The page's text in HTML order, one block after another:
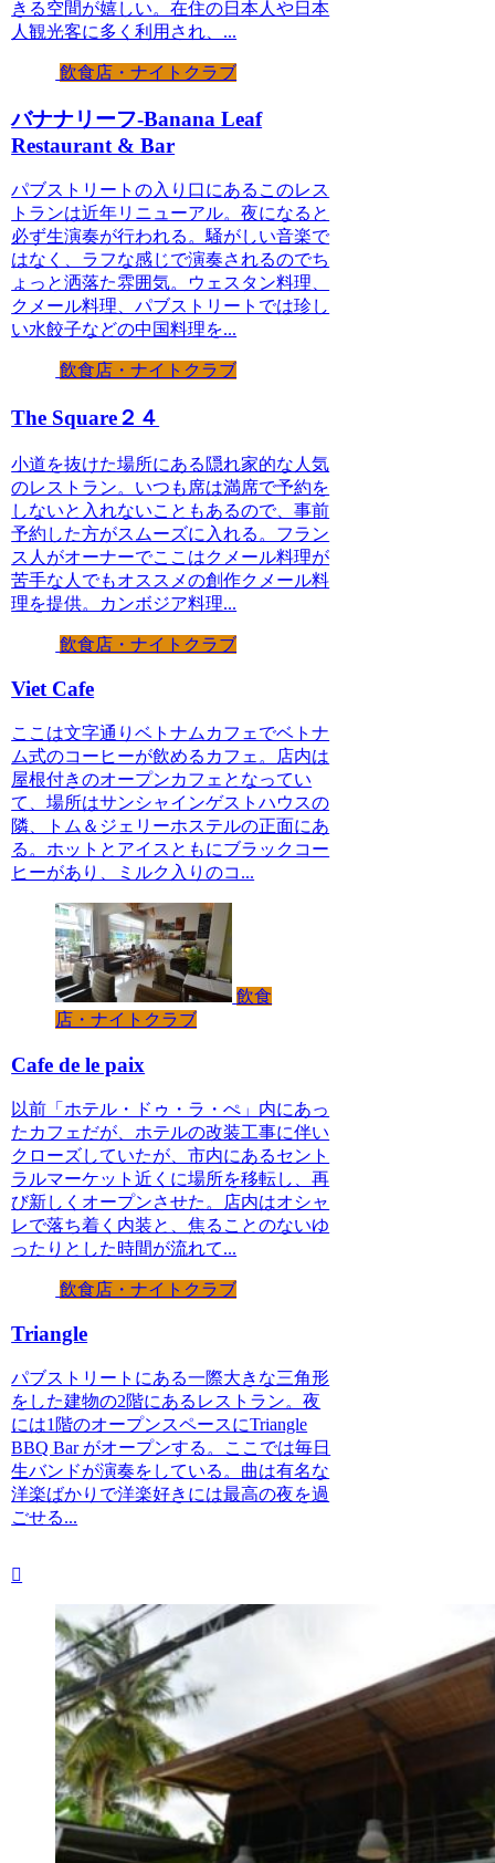
きる空間が嬉しい。在住の日本人や日本
人観光客に多く利用され、...
飲食店・ナイトクラブ
バナナリーフ-Banana Leaf
Restaurant & Bar
パブストリートの入り口にあるこのレス
トランは近年リニューアル。夜になると
必ず生演奏が行われる。騒がしい音楽で
はなく、ラフな感じで演奏されるのでち
ょっと洒落た雰囲気。ウェスタン料理、
クメール料理、パブストリートでは珍し
い水餃子などの中国料理を...
飲食店・ナイトクラブ
The Square２４
小道を抜けた場所にある隠れ家的な人気
のレストラン。いつも席は満席で予約を
しないと入れないこともあるので、事前
予約した方がスムーズに入れる。フラン
ス人がオーナーでここはクメール料理が
苦手な人でもオススメの創作クメール料
理を提供。カンボジア料理...
飲食店・ナイトクラブ
Viet Cafe
ここは文字通りベトナムカフェでベトナ
ム式のコーヒーが飲めるカフェ。店内は
屋根付きのオープンカフェとなってい
て、場所はサンシャインゲストハウスの
隣、トム＆ジェリーホステルの正面にあ
る。ホットとアイスともにブラックコー
ヒーがあり、ミルク入りのコ...
飲食
店・ナイトクラブ
Cafe de le paix
以前「ホテル・ドゥ・ラ・ぺ」内にあっ
たカフェだが、ホテルの改装工事に伴い
クローズしていたが、市内にあるセント
ラルマーケット近くに場所を移転し、再
び新しくオープンさせた。店内はオシャ
レで落ち着く内装と、焦ることのないゆ
ったりとした時間が流れて...
飲食店・ナイトクラブ
Triangle
パブストリートにある一際大きな三角形
をした建物の2階にあるレストラン。夜
には1階のオープンスペースにTriangle
BBQ Bar がオープンする。ここでは毎日
生バンドが演奏をしている。曲は有名な
洋楽ばかりで洋楽好きには最高の夜を過
ごせる...